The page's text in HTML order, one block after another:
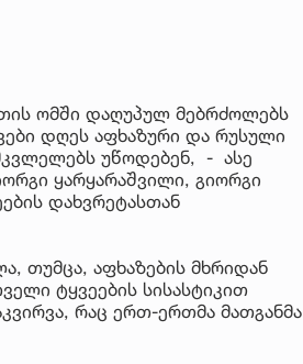
ომში დაღუპულ მებრძოლებს
დღეს აფხაზური და რუსული
უწოდებენ, - ასე
ყარყარაშვილი, გიორგი
დახვრეტასთან
თუმცა, აფხაზების მხრიდან
ტყვეების სისასტიკით
რაც ერთ-ერთმა მათგანმა